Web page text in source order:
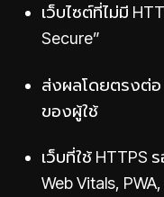
เว็บไซต์ที่ไม่มี
Secure”
ส่งผลโดยตรงต่อ
ของผู้ใช้
เว็บที่ใช้ HTTPS
Web Vitals,